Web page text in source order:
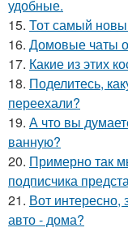
удобные.
15. Тот самый
16. Домовые чаты
17. Какие из этих
18. Поделитесь,
переехали?
19. А что вы
ванную?
20. Примерно так
подписчика
21. Вот интересно,
авто - дома?